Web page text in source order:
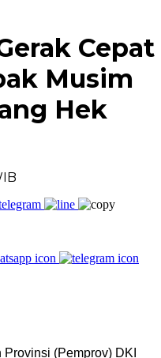
Cepat
Musim
Hek
(Pemprov) DKI